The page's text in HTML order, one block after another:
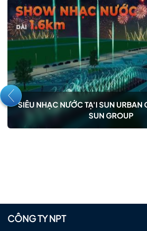
SIÊU NHẠC NƯỚC TẠ'I SUN
SUN GROUP
CÔNG TY NPT